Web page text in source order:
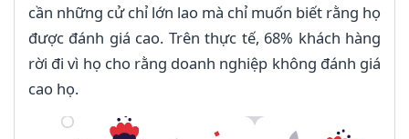
cần những cử chỉ lớn lao mà chỉ muốn biết rằng họ
được đánh giá cao. Trên thực tế, 68% khách hàng
rời đi vì họ cho rằng doanh nghiệp không đánh giá
cao họ.